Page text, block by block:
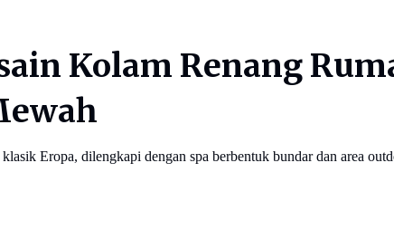
Kolam Renang
Eropa, dilengkapi dengan spa berbentuk bundar dan area